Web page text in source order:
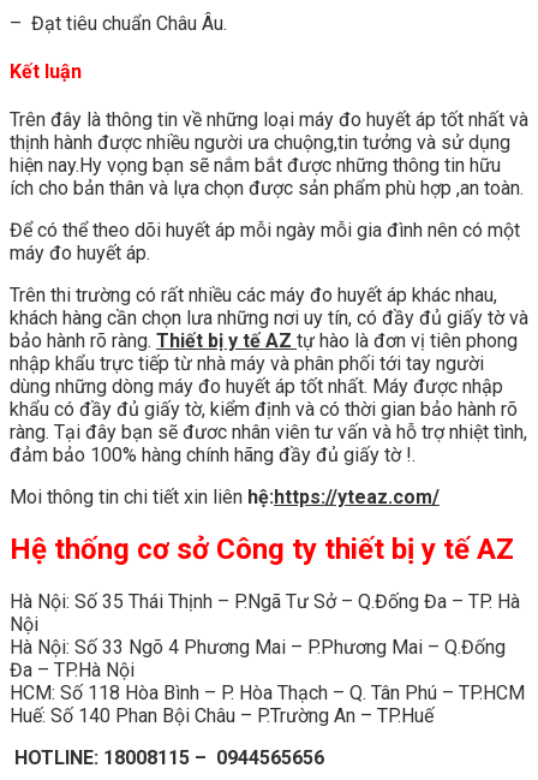
– Đạt tiêu chuẩn Châu Âu.
Kết luận
Trên đây là thông tin về những loại máy đo huyết áp tốt nhất và
thịnh hành được nhiều người ưa chuộng,tin tưởng và sử dụng
hiện nay.Hy vọng bạn sẽ nắm bắt được những thông tin hữu
ích cho bản thân và lựa chọn được sản phẩm phù hợp ,an toàn.
Để có thể theo dõi huyết áp mỗi ngày mỗi gia đình nên có một
máy đo huyết áp.
Trên thi trường có rất nhiều các máy đo huyết áp khác nhau,
khách hàng cần chọn lưa những nơi uy tín, có đầy đủ giấy tờ và
bảo hành rõ ràng. Thiết bị y tế AZ tự hào là đơn vị tiên phong
nhập khẩu trực tiếp từ nhà máy và phân phối tới tay người
dùng những dòng máy đo huyết áp tốt nhất. Máy được nhập
khẩu có đầy đủ giấy tờ, kiểm định và có thời gian bảo hành rõ
ràng. Tại đây bạn sẽ đươc nhân viên tư vấn và hỗ trợ nhiệt tình,
đảm bảo 100% hàng chính hãng đầy đủ giấy tờ !.
Moi thông tin chi tiết xin liên hệ:https://yteaz.com/
Hệ thống cơ sở Công ty thiết bị y tế AZ
Hà Nội: Số 35 Thái Thịnh – P.Ngã Tư Sở – Q.Đống Đa – TP. Hà
Nội
Hà Nội: Số 33 Ngõ 4 Phương Mai – P.Phương Mai – Q.Đống
Đa – TP.Hà Nội
HCM: Số 118 Hòa Bình – P. Hòa Thạch – Q. Tân Phú – TP.HCM
Huế: Số 140 Phan Bội Châu – P.Trường An – TP.Huế
HOTLINE: 18008115 – 0944565656